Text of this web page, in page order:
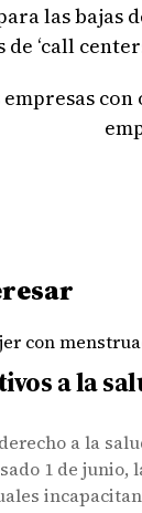
las bajas
‘call
empresas
a la
a la
1 de junio,